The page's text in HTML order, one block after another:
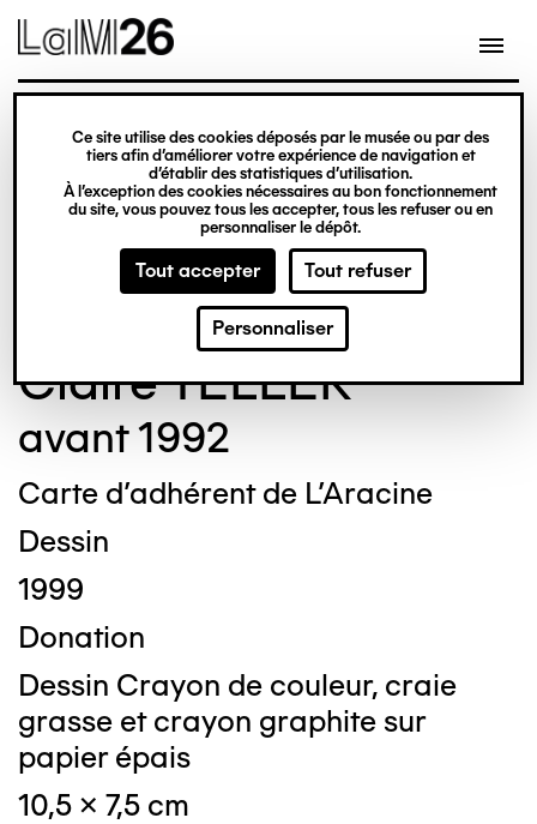
Gestion des cookies
Ce site utilise des cookies déposés par le musée ou par des
tiers afin d’améliorer votre expérience de navigation et
d’établir des statistiques d’utilisation.
À l’exception des cookies nécessaires au bon fonctionnement
du site, vous pouvez tous les accepter, tous les refuser ou en
personnaliser le dépôt.
Tout accepter Tout refuser
Personnaliser
contenu
© Crédit photo : Nicolas Dewitte/LaM Lille
métropole musée d’art moderne d’art
contemporain et d’art brut
Claire TELLER
avant 1992
Carte d'adhérent de L'Aracine
Dessin
1999
Donation
Dessin Crayon de couleur, craie
grasse et crayon graphite sur
papier épais
10,5 x 7,5 cm